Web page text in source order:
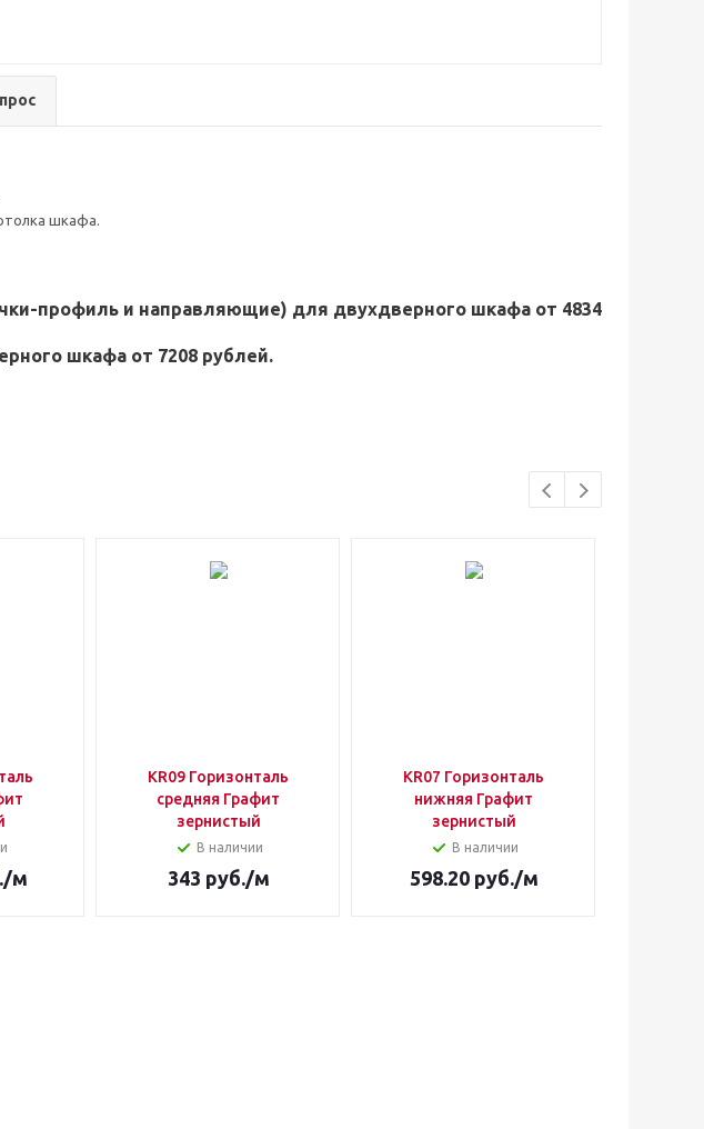
шкафа.
профиль и направляющие) для двухдверного шкафа от 4834
шкафа от 7208 рублей.
/м
KR09 Горизонталь
средняя Графит
зернистый
В наличии
343 руб./м
KR07 Горизонталь
нижняя Графит
зернистый
В наличии
598.20руб./м